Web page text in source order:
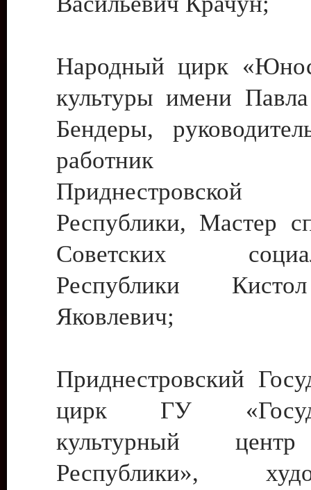
Народный цирк
культуры имени
Бендеры,
работник
Приднестровской
Республики, Мастер
Советских
Республики
Яковлевич;
Приднестровский
цирк ГУ
культурный
Республики»,